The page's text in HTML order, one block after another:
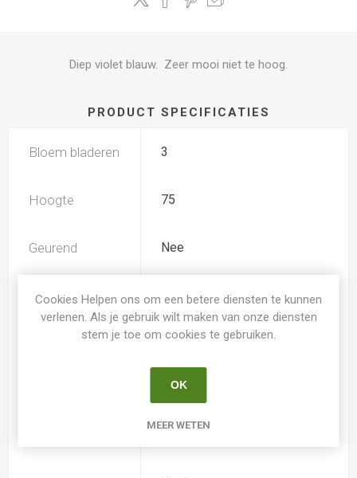
Diep violet blauw. Zeer mooi niet te hoog.
PRODUCT SPECIFICATIES
Bloem bladeren 3
Hoogte 75
Geurend Nee
Bloeiperiode Juli
Herbloeiperiode
blauw-paars
Cookies Helpen ons om een betere diensten te kunnen
verlenen. Als je gebruik wilt maken van onze diensten
stem je toe om cookies te gebruiken.
OK
MEER WETEN